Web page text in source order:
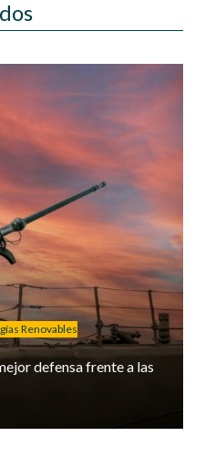
Renovables
defensa frente a las